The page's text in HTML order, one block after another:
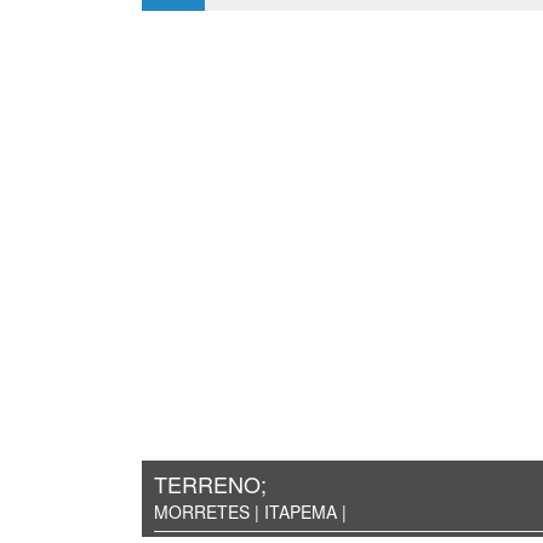
TERRENO;
MORRETES | ITAPEMA |